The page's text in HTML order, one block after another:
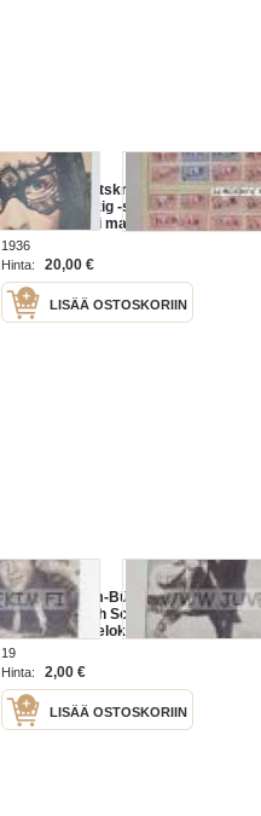
Allgemeine Ortskrankenkasse für
die Stadt Leipzig -saksalainen
vakuutuskortti maksumerkkeineen
(joissa natsikotkahahmo)
1936
Hinta:
20,00 €
LISÄÄ OSTOSKORIIN
Illustrierte Film-Bühne / Donnernde
Hüfe /Randolph Scott, Lex Barker,
Phylklis Kirk -elokuvan
saksalainen esittelylehti
19
Hinta:
2,00 €
LISÄÄ OSTOSKORIIN